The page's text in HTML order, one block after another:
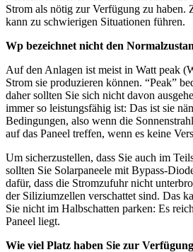
Strom als nötig zur Verfügung zu haben.
kann zu schwierigen Situationen führen.
Wp bezeichnet nicht den
Auf den Anlagen ist meist in Watt peak
Strom sie produzieren können. “Peak”
daher sollten Sie sich nicht davon
immer so leistungsfähig ist: Das ist sie
Bedingungen, also wenn die
auf das Paneel treffen, wenn es keine
Um sicherzustellen, dass Sie auch im
sollten Sie Solarpaneele mit Bypass-
dafür, dass die Stromzufuhr nicht
der Siliziumzellen verschattet sind. Das
Sie nicht im Halbschatten parken: Es
Paneel liegt.
Wie viel Platz haben Sie zur